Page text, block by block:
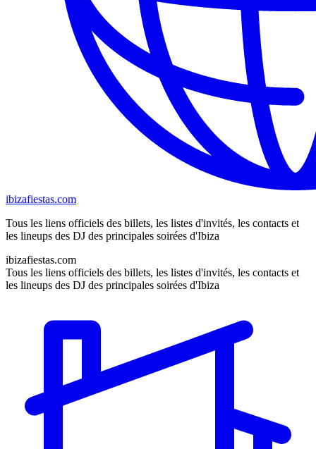
ibizafiestas.com
Tous les liens officiels des billets, les listes d'invités, les contacts et
les lineups des DJ des principales soirées d'Ibiza
ibizafiestas.com
Tous les liens officiels des billets, les listes d'invités, les contacts et
les lineups des DJ des principales soirées d'Ibiza